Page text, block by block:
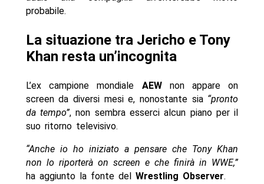
probabile.
La situazione tra Jericho e Tony
Khan resta un’incognita
L’ex campione mondiale AEWnon appare on
screen da diversi mesi e, nonostante sia “pronto
da tempo”, non sembra esserci alcun piano per il
suo ritorno televisivo.
“Anche io ho iniziato a pensare che Tony Khan
non lo riporterà on screen e che finirà in WWE,”
ha aggiunto la fonte del Wrestling Observer.